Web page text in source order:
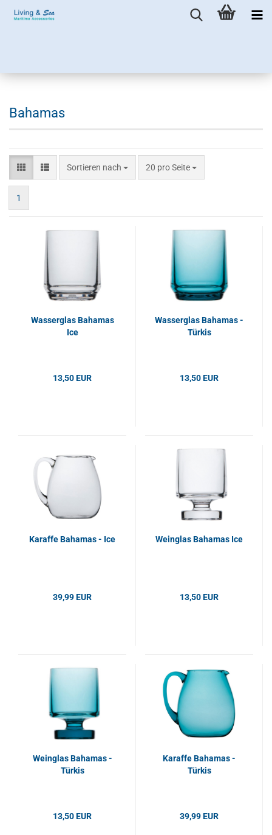
Bahamas
Sortieren nach
Sortieren nach 20 pro Seite
pro Seite
1
Wasserglas Bahamas
Ice
13,50 EUR
Wasserglas Bahamas -
Türkis
13,50 EUR
Karaffe Bahamas - Ice
39,99 EUR
Weinglas Bahamas Ice
13,50 EUR
Weinglas Bahamas -
Türkis
13,50 EUR
Karaffe Bahamas -
Türkis
39,99 EUR